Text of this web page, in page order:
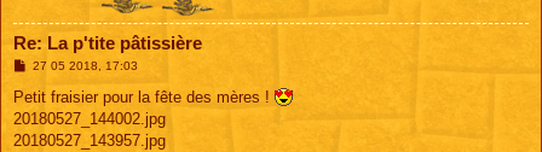
Re: La p'tite pâtissière
M
s
a
g
27 05 2018, 17:03
Petit fraisier pour la fête des mères !
20180527_144002.jpg
20180527_143957.jpg